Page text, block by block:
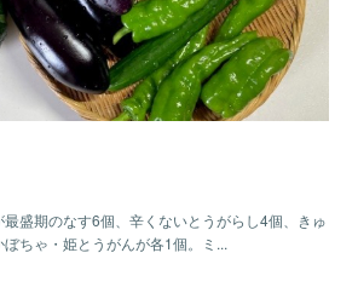
盛期のなす6個、辛くないとうがらし4個、きゅ
ちゃ・姫とうがんが各1個。ミ...